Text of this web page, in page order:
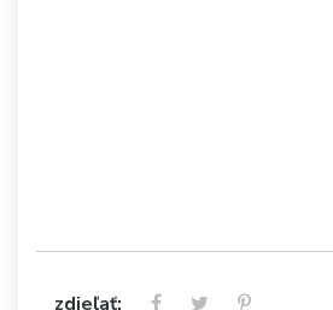
zdieľať: